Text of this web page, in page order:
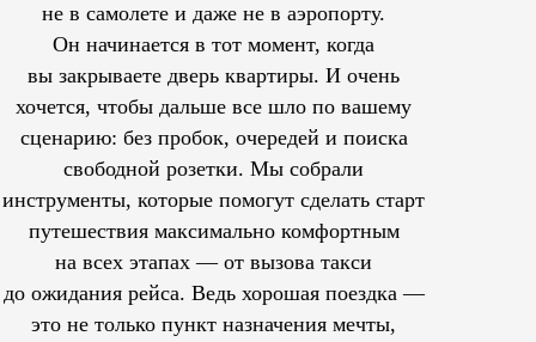
не в самолете и даже не в аэропорту.
Он начинается в тот момент, когда
вы закрываете дверь квартиры. И очень
хочется, чтобы дальше все шло по вашему
сценарию: без пробок, очередей и поиска
свободной розетки. Мы собрали
инструменты, которые помогут сделать старт
путешествия максимально комфортным
на всех этапах — от вызова такси
до ожидания рейса. Ведь хорошая поездка —
это не только пункт назначения мечты,